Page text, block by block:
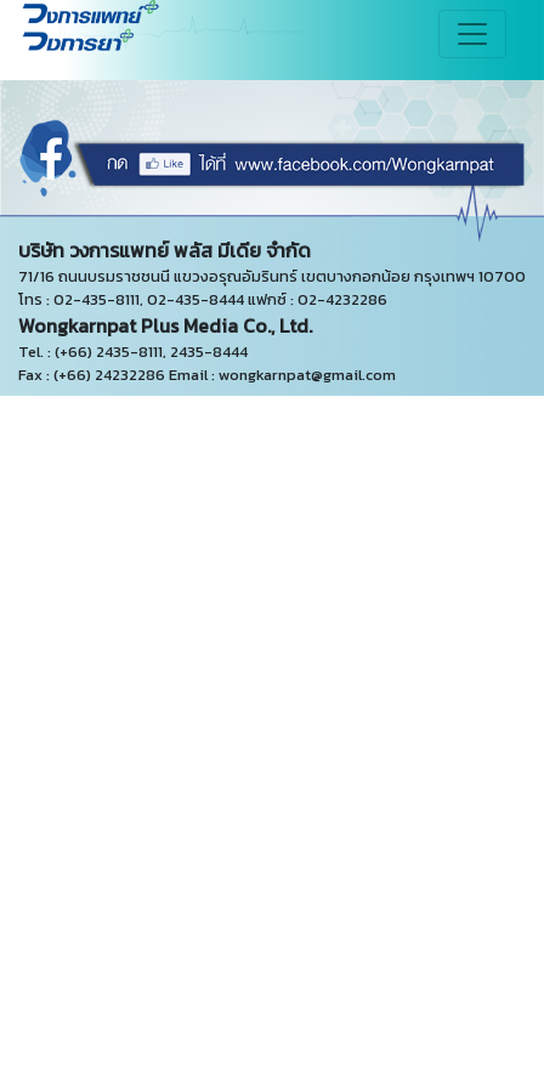
บริษัท วงการแพทย์ พลัส มีเดีย จำกัด
71/16 ถนนบรมราชชนนี แขวงอรุณอัมรินทร์ เขตบางกอกน้อย กรุงเทพฯ 10700
โทร : 02-435-8111, 02-435-8444 แฟกซ์ : 02-4232286
Wongkarnpat Plus Media Co., Ltd.
Tel. : (+66) 2435-8111, 2435-8444
Fax : (+66) 24232286 Email : wongkarnpat@gmail.com